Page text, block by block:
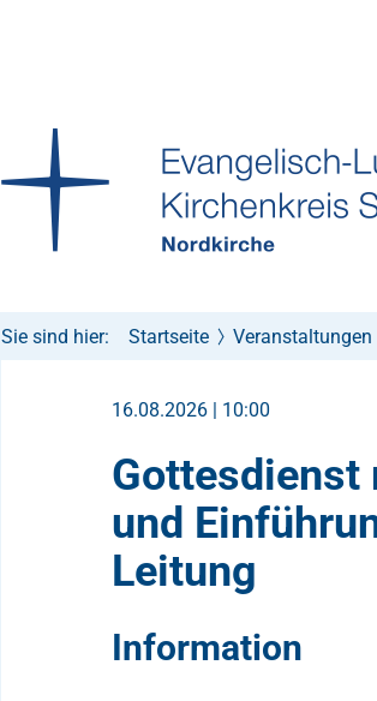
Sie sind hier: Startseite Veranstaltungen
16.08.2026 | 10:00
Gottesdienst
und
Leitung
Information